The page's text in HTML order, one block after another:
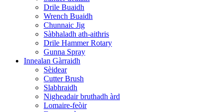
Drile Buaidh
Wrench Buaidh
Chunnaic Jig
Sàbhaladh ath-aithris
Drile Hammer Rotary
Gunna Spray
Innealan Gàrraidh
Sèidear
Cutter Brush
Slabhraidh
Nigheadair bruthadh àrd
Lomaire-feòir